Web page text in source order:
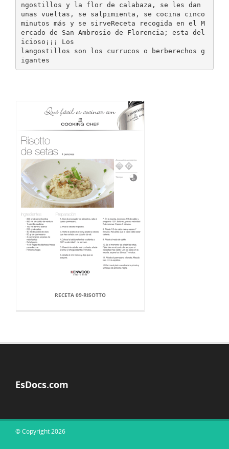
ngostillos y la flor de calabaza, se les dan
unas vueltas, se salpimienta, se cocina cinco
minutos más y se sirveReceta recogida en el M
ercado de San Ambrosio de Florencia; esta del
icioso¡¡¡ Los
langostillos son los currucos o berberechos g
RECETA 09-RISOTTO
EsDocs.com
© Copyright 2026